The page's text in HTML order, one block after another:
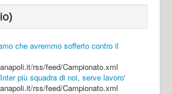
che avremmo sofferto contro il
rss/feed/Campionato.xml
più squadra di noi, serve lavoro'
rss/feed/Campionato.xml